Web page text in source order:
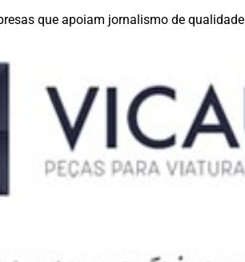
que apoiam jornalismo de qualidade